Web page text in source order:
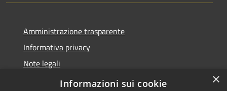
Amministrazione trasparente
Informativa privacy
Note legali
Dichiarazione di accessibilità
×
Informazioni sui cookie